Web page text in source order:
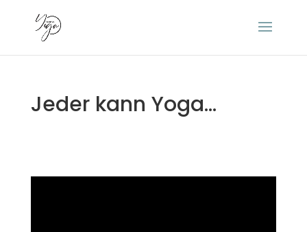
Jeder kann Yoga…